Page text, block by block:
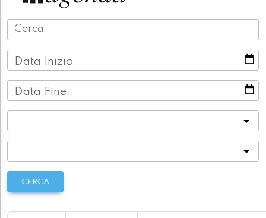
Data Inizio
Data Fine
CERCA